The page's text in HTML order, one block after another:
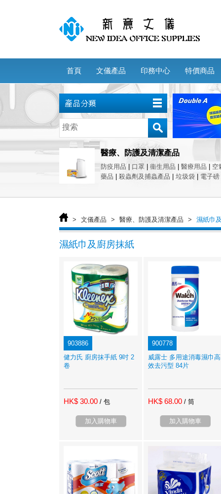
首頁 文儀產品 印務中心 特價商品
醫療、防護及清潔產品
防疫用品 口罩 衞生用品 醫療用品
空
藥品
殺蟲劑及捕蟲產品 垃圾袋 電子磅
> 文儀產品 > 醫療、防護及清潔產品 > 濕紙巾
濕紙巾及廚房抹紙
903886
健力氏 廚房抹手紙 9吋 2
卷
HK$ 30.00 / 包
加入購物車
900778
威露士 多用途消毒濕巾高
效去污型 84片
HK$ 68.00 / 筒
加入購物車